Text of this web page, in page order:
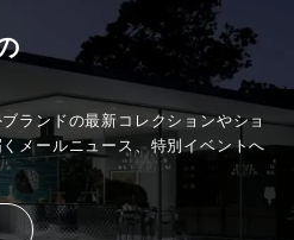
ランドの最新コレクションやショ
くメールニュース、特別イベントへ